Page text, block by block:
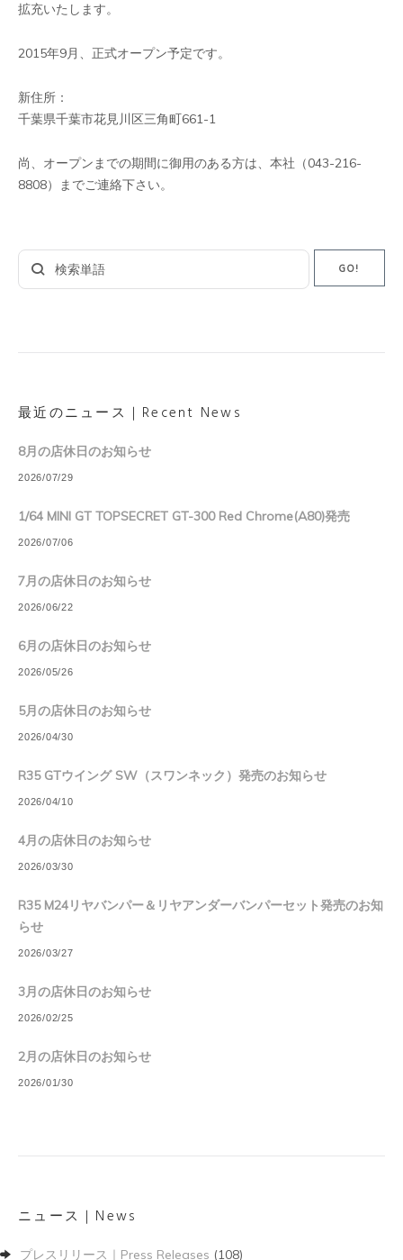
拡充いたします。
2015年9月、正式オープン予定です。
新住所：
千葉県千葉市花見川区三角町661-1
尚、オープンまでの期間に御用のある方は、本社（043-216-
8808）までご連絡下さい。
Search
for:
GO!
最近のニュース｜Recent News
8月の店休日のお知らせ
2026/07/29
1/64 MINI GT TOPSECRET GT-300 Red Chrome(A80)発売
2026/07/06
7月の店休日のお知らせ
2026/06/22
6月の店休日のお知らせ
2026/05/26
5月の店休日のお知らせ
2026/04/30
R35 GTウイング SW（スワンネック）発売のお知らせ
2026/04/10
4月の店休日のお知らせ
2026/03/30
R35 M24リヤバンパー＆リヤアンダーバンパーセット発売のお知
らせ
2026/03/27
3月の店休日のお知らせ
2026/02/25
2月の店休日のお知らせ
2026/01/30
ニュース｜News
プレスリリース｜Press Releases (108)